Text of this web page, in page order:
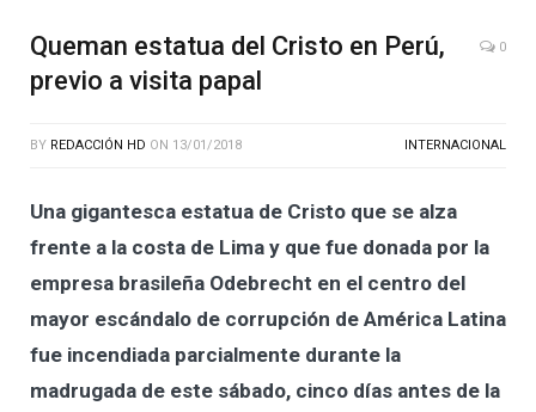
Queman estatua del Cristo en Perú,
previo a visita papal
0
BY REDACCIÓN HD ON 13/01/2018 INTERNACIONAL
Una gigantesca estatua de Cristo que se alza
frente a la costa de Lima y que fue donada por la
empresa brasileña Odebrecht en el centro del
mayor escándalo de corrupción de América Latina
fue incendiada parcialmente durante la
madrugada de este sábado, cinco días antes de la